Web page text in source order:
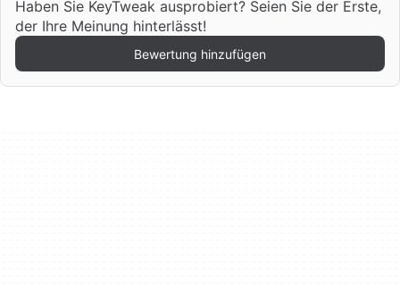
Haben Sie KeyTweak ausprobiert? Seien Sie der Erste,
der Ihre Meinung hinterlässt!
Bewertung hinzufügen